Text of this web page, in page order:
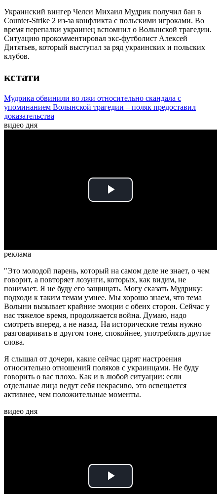
Украинский вингер Челси Михаил Мудрик получил бан в
Counter-Strike 2 из-за конфликта с польскими игроками. Во
время перепалки украинец вспомнил о Волынской трагедии.
Ситуацию прокомментировал экс-футболист Алексей
Дитятьев, который выступал за ряд украинских и польских
клубов.
кстати
Мудрика обвинили во лжи относительно скандала с
упоминанием Волынской трагедии – поляк предоставил
доказательства
видео дня
Play
реклама
"Это молодой парень, который на самом деле не знает, о чем
говорит, а повторяет лозунги, которых, как видим, не
понимает. Я не буду его защищать. Могу сказать Мудрику:
подходи к таким темам умнее. Мы хорошо знаем, что тема
Волыни вызывает крайние эмоции с обеих сторон. Сейчас у
нас тяжелое время, продолжается война. Думаю, надо
смотреть вперед, а не назад. На исторические темы нужно
разговаривать в другом тоне, спокойнее, употреблять другие
слова.
Я слышал от дочери, какие сейчас царят настроения
относительно отношений поляков с украинцами. Не буду
говорить о вас плохо. Как и в любой ситуации: если
отдельные лица ведут себя некрасиво, это освещается
активнее, чем положительные моменты.
видео дня
Play